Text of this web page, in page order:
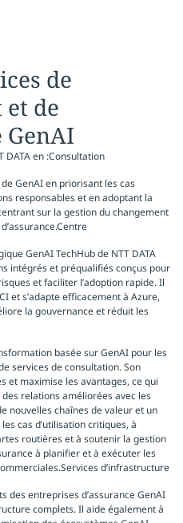
de
de
GenAI
DATA en :Consultation
GenAI en priorisant les cas
responsables et en adoptant la
sur la gestion du changement
GenAI TechHub de NTT DATA
intégrés et préqualifiés conçus pour
et faciliter l’adoption rapide. Il
et s’adapte efficacement à Azure,
la gouvernance et réduit les
basée sur GenAI pour les
services de consultation. Son
et maximise les avantages, ce qui
relations améliorées avec les
nouvelles chaînes de valeur et un
cas d’utilisation critiques, à
routières et à soutenir la gestion
à planifier et à exécuter les
d’infrastructure
des entreprises d’assurance GenAI
complets. Il aide également à